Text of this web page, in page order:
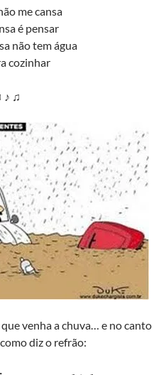
me cansa
é pensar
não tem água
cozinhar
♪ ♫
venha a chuva… e no canto
diz o refrão: